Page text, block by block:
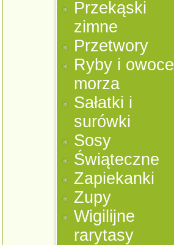
Przekąski
zimne
Przetwory
Ryby i owoce
morza
Sałatki i
surówki
Sosy
Świąteczne
Zapiekanki
Zupy
Wigilijne
rarytasy